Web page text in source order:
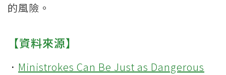
的風險。
【資料來源】
． Ministrokes Can Be Just as Dangerous